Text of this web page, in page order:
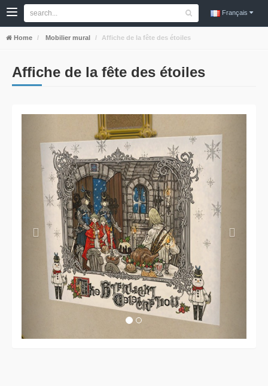
Français
Home Mobilier mural Affiche de la fête des étoiles
Affiche de la fête des étoiles